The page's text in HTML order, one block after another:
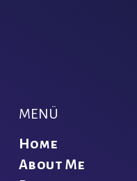
MENÜ
Home
About Me